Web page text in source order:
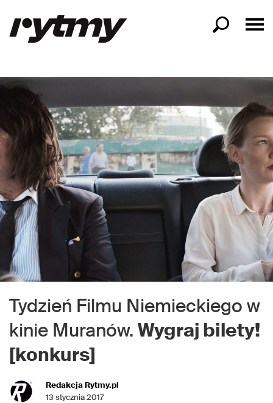
Tydzień Filmu Niemieckiego w
kinie Muranów. Wygraj bilety!
[konkurs]
Redakcja Rytmy.pl
13 stycznia 2017